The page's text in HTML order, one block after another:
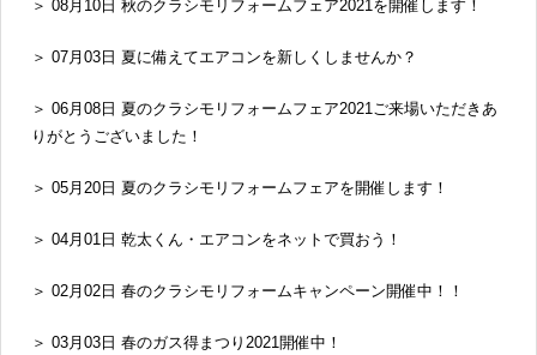
＞ 08月10日 秋のクラシモリフォームフェア2021を開催します！
＞ 07月03日 夏に備えてエアコンを新しくしませんか？
＞ 06月08日 夏のクラシモリフォームフェア2021ご来場いただきあ
りがとうございました！
＞ 05月20日 夏のクラシモリフォームフェアを開催します！
＞ 04月01日 乾太くん・エアコンをネットで買おう！
＞ 02月02日 春のクラシモリフォームキャンペーン開催中！！
＞ 03月03日 春のガス得まつり2021開催中！